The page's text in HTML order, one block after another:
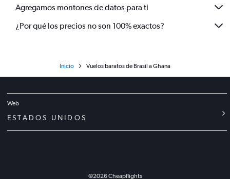
Agregamos montones de datos para ti
¿Por qué los precios no son 100% exactos?
Inicio Vuelos baratos de Brasil a Ghana
Web
ESTADOS UNIDOS
©2026Cheapflights